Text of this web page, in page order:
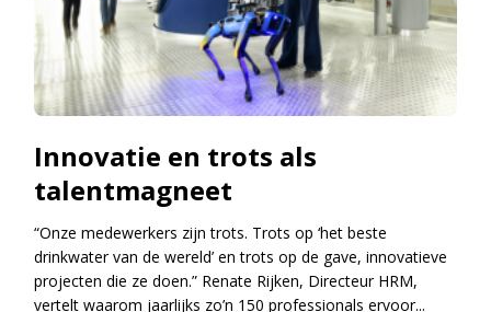
Innovatie en trots als
talentmagneet
“Onze medewerkers zijn trots. Trots op ‘het beste
drinkwater van de wereld’ en trots op de gave, innovatieve
projecten die ze doen.” Renate Rijken, Directeur HRM,
vertelt waarom jaarlijks zo’n 150 professionals ervoor...